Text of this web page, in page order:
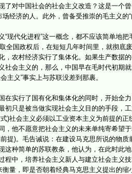
了对中国社会的社会主义改造？这是一
场经济的人。此外，曾备受推崇的毛主义
代化进程”这一概念，都不应该简单地把
全国政权后，在短短几年时间里，就彻底
，农村经济实行了集体化。如果生产数据
社会主义的，那么，中国早在毛时代初期
主义”事实上与苏联没差到那裹。
实行了国有化和集体化的同时，开始全
初只是被当做实现社会主义目的的手段，
)社会主义必须以工业资本主义为前提的
，他不愿意把社会主义的未来单纯寄希望
提)。毛告诫说：在建设马克思所说的物
这种简单的苏联教条，他认为，在此时此
程中，培养社会主义新人与建立社会主义
衡量，即是否朝着经典马克思主义提出的